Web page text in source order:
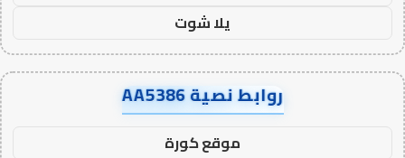
يلا شوت
روابط نصية AA5386
موقع كورة